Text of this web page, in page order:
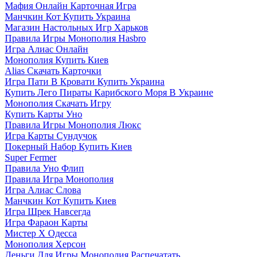
Мафия Онлайн Карточная Игра
Манчкин Кот Купить Украина
Магазин Настольных Игр Харьков
Правила Игры Монополия Hasbro
Игра Алиас Онлайн
Монополия Купить Киев
Alias Скачать Карточки
Игра Пати В Кровати Купить Украина
Купить Лего Пираты Карибского Моря В Украине
Монополия Скачать Игру
Купить Карты Уно
Правила Игры Монополия Люкс
Игра Карты Сундучок
Покерный Набор Купить Киев
Super Fermer
Правила Уно Флип
Правила Игра Монополия
Игра Алиас Слова
Манчкин Кот Купить Киев
Игра Шрек Навсегда
Игра Фараон Карты
Мистер Х Одесса
Монополия Херсон
Деньги Для Игры Монополия Распечатать